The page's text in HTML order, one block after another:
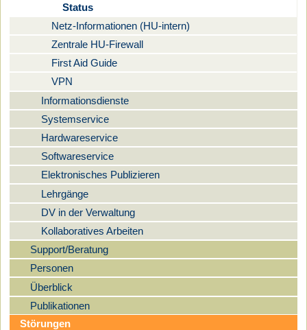
Status
Netz-Informationen (HU-intern)
Zentrale HU-Firewall
First Aid Guide
VPN
Informationsdienste
Systemservice
Hardwareservice
Softwareservice
Elektronisches Publizieren
Lehrgänge
DV in der Verwaltung
Kollaboratives Arbeiten
Support/Beratung
Personen
Überblick
Publikationen
Störungen